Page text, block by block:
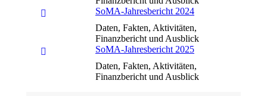
SoMA-Jahresbericht 2024
Daten, Fakten, Aktivitäten,
Finanzbericht und Ausblick
SoMA-Jahresbericht 2025
Daten, Fakten, Aktivitäten,
Finanzbericht und Ausblick